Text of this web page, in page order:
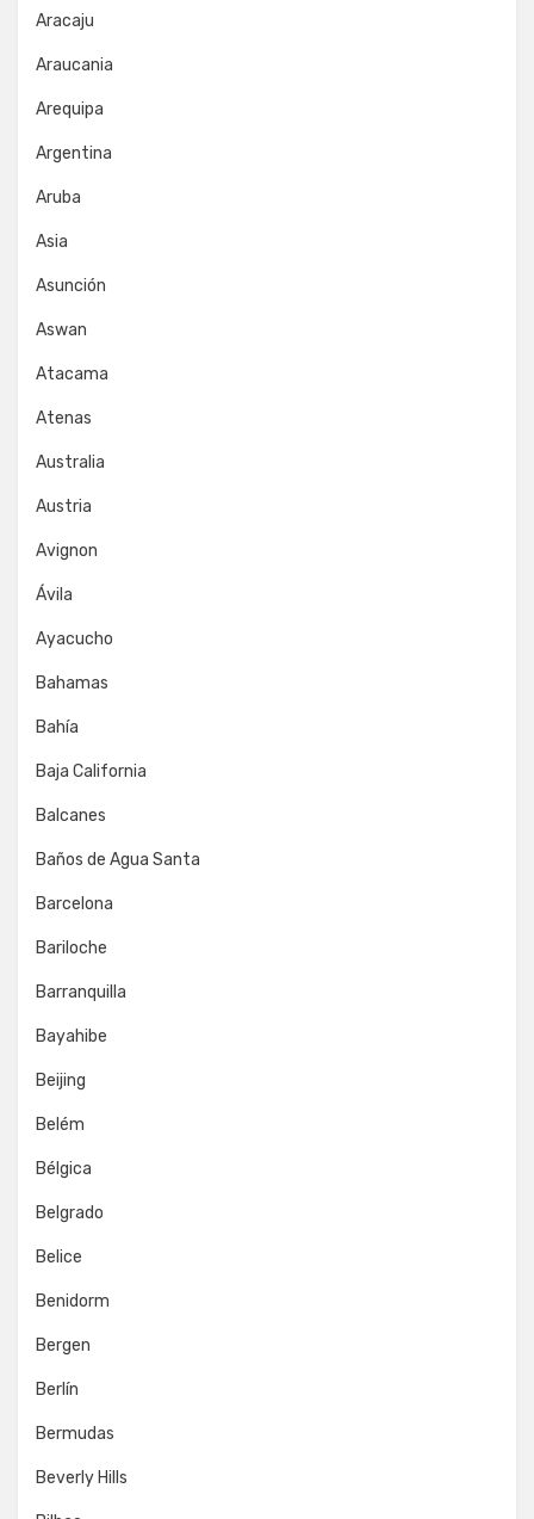
Aracaju
Araucania
Arequipa
Argentina
Aruba
Asia
Asunción
Aswan
Atacama
Atenas
Australia
Austria
Avignon
Ávila
Ayacucho
Bahamas
Bahía
Baja California
Balcanes
Baños de Agua Santa
Barcelona
Bariloche
Barranquilla
Bayahibe
Beijing
Belém
Bélgica
Belgrado
Belice
Benidorm
Bergen
Berlín
Bermudas
Beverly Hills